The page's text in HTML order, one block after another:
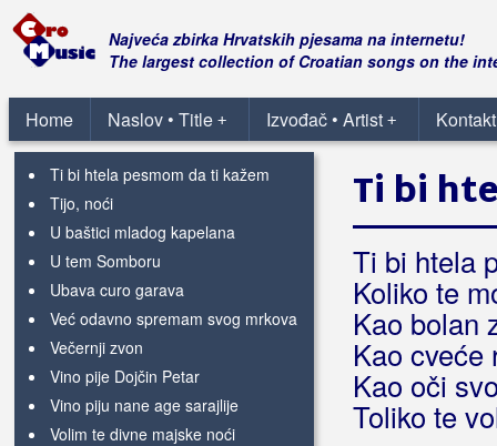
Najveća zbirka Hrvatskih pjesama na internetu!
The largest collection of Croatian songs on the
Home +
Naslov • Title +
Izvođač • Artist
Svirci moji
Te oči tvoje zelene
Teško je ljubiti tajno
Teško mi je zaboraviti tebe
Ti bi htela pesmom da ti kažem
Tijo, noći
U baštici mladog kapelana
U tem Somboru
Ubava curo garava
Već odavno spremam svog mrkova
Večernji zvon
Vino pije Dojčin Petar
Vino piju nane age sarajlije
Volim te divne majske noći
Ti bi
Ti bi htela
Koliko te
Kao bolan
Kao cveće
Kao oči
Toliko te